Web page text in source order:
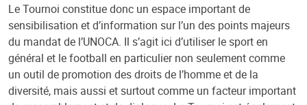
Le Tournoi constitue donc un espace important de
sensibilisation et d’information sur l’un des points majeurs
du mandat de l’UNOCA. Il s’agit ici d’utiliser le sport en
général et le football en particulier non seulement comme
un outil de promotion des droits de l’homme et de la
diversité, mais aussi et surtout comme un facteur important